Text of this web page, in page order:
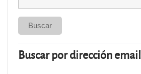
Buscar por dirección email